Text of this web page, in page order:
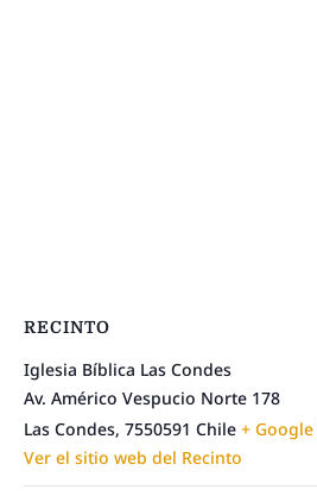
RECINTO
Iglesia Bíblica Las Condes
Av. Américo Vespucio Norte 178
Las Condes, 7550591 Chile +
Ver el sitio web del Recinto